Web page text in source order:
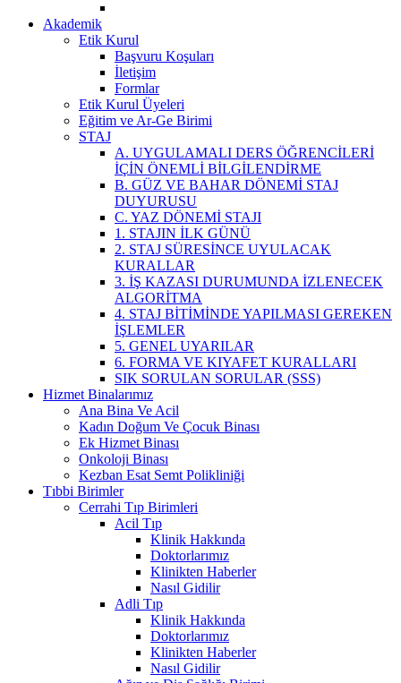
Akademik
Etik Kurul
Başvuru Koşuları
İletişim
Formlar
Etik Kurul Üyeleri
Eğitim ve Ar-Ge Birimi
STAJ
A. UYGULAMALI DERS ÖĞRENCİLERİ
İÇİN ÖNEMLİ BİLGİLENDİRME
B. GÜZ VE BAHAR DÖNEMİ STAJ
DUYURUSU
C. YAZ DÖNEMİ STAJI
1. STAJIN İLK GÜNÜ
2. STAJ SÜRESİNCE UYULACAK
KURALLAR
3. İŞ KAZASI DURUMUNDA İZLENECEK
ALGORİTMA
4. STAJ BİTİMİNDE YAPILMASI GEREKEN
İŞLEMLER
5. GENEL UYARILAR
6. FORMA VE KIYAFET KURALLARI
SIK SORULAN SORULAR (SSS)
Hizmet Binalarımız
Ana Bina Ve Acil
Kadın Doğum Ve Çocuk Binası
Ek Hizmet Binası
Onkoloji Binası
Kezban Esat Semt Polikliniği
Tıbbi Birimler
Cerrahi Tıp Birimleri
Acil Tıp
Klinik Hakkında
Doktorlarımız
Klinikten Haberler
Nasıl Gidilir
Adli Tıp
Klinik Hakkında
Doktorlarımız
Klinikten Haberler
Nasıl Gidilir